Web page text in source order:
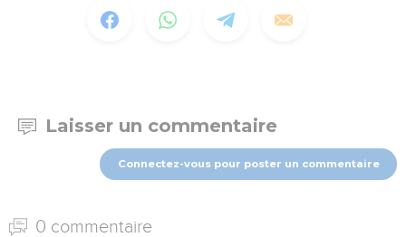
Laisser un commentaire
Connectez-vous pour poster un commentaire
0 commentaire